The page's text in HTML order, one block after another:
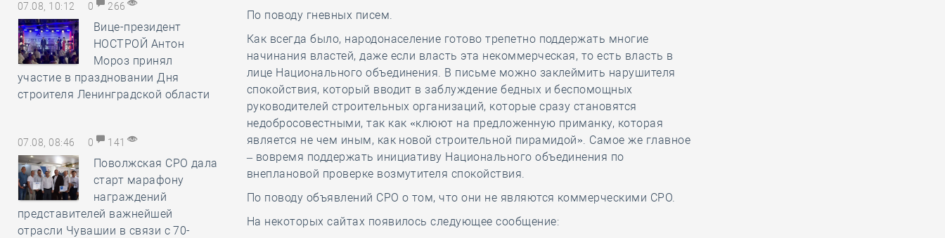
07.08, 10:12 0 266
Вице-президент
НОСТРОЙ Антон
Мороз принял
участие в праздновании Дня
строителя Ленинградской области
07.08, 08:46 0 141
Поволжская СРО дала
старт марафону
награждений
представителей важнейшей
отрасли Чувашии в связи с 70-
По поводу гневных писем.
Как всегда было, народонаселение готово трепетно поддержать многие
начинания властей, даже если власть эта некоммерческая, то есть власть в
лице Национального объединения. В письме можно заклеймить нарушителя
спокойствия, который вводит в заблуждение бедных и беспомощных
руководителей строительных организаций, которые сразу становятся
недобросовестными, так как «клюют на предложенную приманку, которая
является не чем иным, как новой строительной пирамидой». Самое же главное
– вовремя поддержать инициативу Национального объединения по
внеплановой проверке возмутителя спокойствия.
По поводу объявлений СРО о том, что они не являются коммерческими СРО.
На некоторых сайтах появилось следующее сообщение: